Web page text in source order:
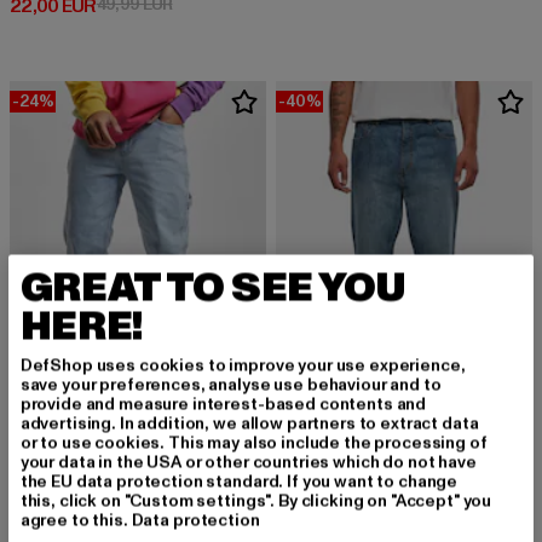
22,00 EUR
-24%
KARL KANI
KMI-PL063-090-13 KK Retro Baggy Workwear Denim
68,39 EUR
Derzeitiger Preis: 68,39 EUR
89,99 EURAktionspreis: 89,99 EUR
-40%
URBAN CLASSICS
Cropped Tapered
29,99 EUR
Derzeitiger Preis: 29,99 EUR
49,99 EURAktionspreis:
GREAT TO SEE YOU
HERE!
DefShop uses cookies to improve your use experience,
save your preferences, analyse use behaviour and to
provide and measure interest-based contents and
advertising. In addition, we allow partners to extract data
or to use cookies. This may also include the processing of
your data in the USA or other countries which do not have
the EU data protection standard. If you want to change
this, click on "Custom settings". By clicking on "Accept" you
agree to this. Data protection